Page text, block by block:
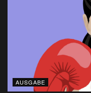
AUSGABE